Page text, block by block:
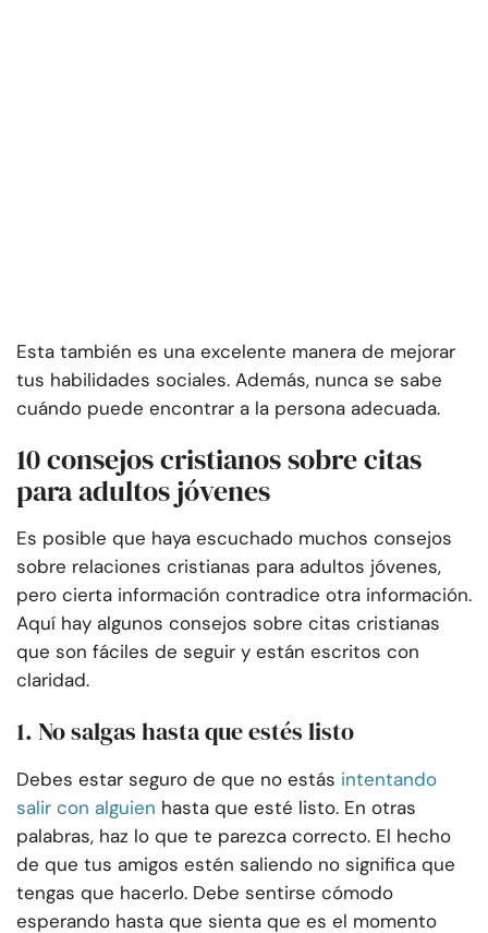
Esta también es una excelente manera de mejorar
tus habilidades sociales. Además, nunca se sabe
cuándo puede encontrar a la persona adecuada.
10 consejos cristianos sobre citas
para adultos jóvenes
Es posible que haya escuchado muchos consejos
sobre relaciones cristianas para adultos jóvenes,
pero cierta información contradice otra información.
Aquí hay algunos consejos sobre citas cristianas
que son fáciles de seguir y están escritos con
claridad.
1. No salgas hasta que estés listo
Debes estar seguro de que no estás intentando
salir con alguien hasta que esté listo. En otras
palabras, haz lo que te parezca correcto. El hecho
de que tus amigos estén saliendo no significa que
tengas que hacerlo. Debe sentirse cómodo
esperando hasta que sienta que es el momento